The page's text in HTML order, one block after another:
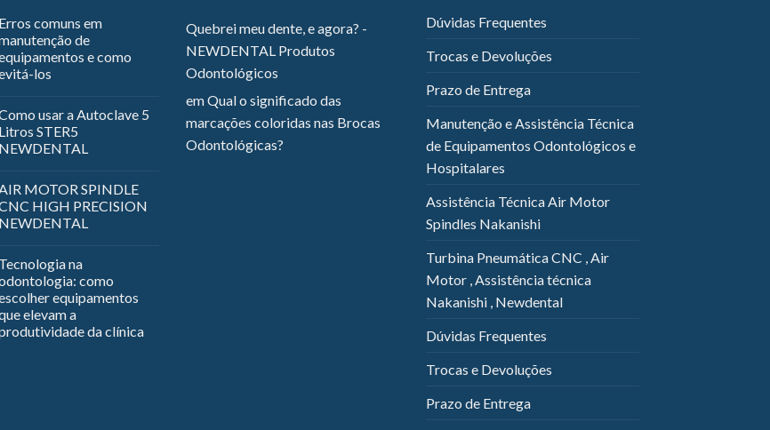
Erros comuns em
de
e como
los
usar a Autoclave 5
Litros STER5
NEWDENTAL
MOTOR SPINDLE
HIGH PRECISION
NEWDENTAL
Tecnologia na
como
equipamentos
elevam a
da clínica
Quebrei meu dente, e agora? -
NEWDENTAL Produtos
Odontológicos
emQual o significado das
marcações coloridas nas Brocas
Odontológicas?
Dúvidas Frequentes
Trocas e Devoluções
Prazo de Entrega
Manutenção e Assistência Técnica
de Equipamentos Odontológicos e
Hospitalares
Assistência Técnica Air Motor
Spindles Nakanishi
Turbina Pneumática CNC , Air
Motor , Assistência técnica
Nakanishi , Newdental
Dúvidas Frequentes
Trocas e Devoluções
Prazo de Entrega